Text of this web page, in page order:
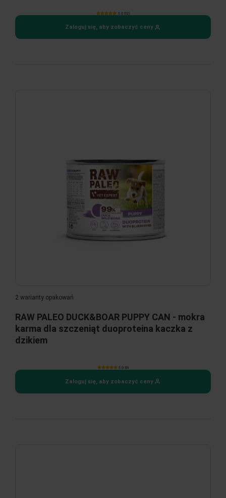
5.0 (12)
Zaloguj się, aby zobaczyć ceny
2 warianty opakowań
RAW PALEO DUCK&BOAR PUPPY CAN - mokra
karma dla szczeniąt duoproteina kaczka z
dzikiem
5.0 (9)
Zaloguj się, aby zobaczyć ceny